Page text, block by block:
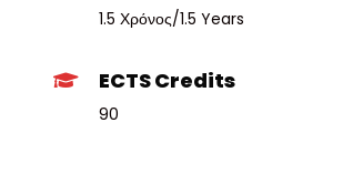
1.5 Χρόνος/1.5 Years
ECTS Credits
90